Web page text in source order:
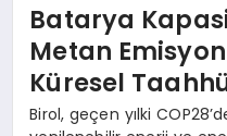
Batarya
Metan
Küresel
Birol, geçen yılki